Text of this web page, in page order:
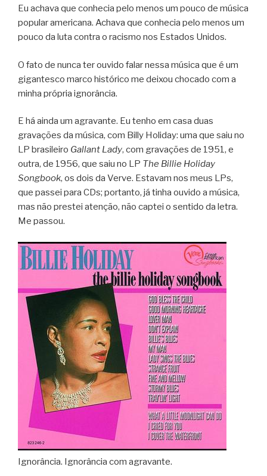
Eu achava que conhecia pelo menos um pouco de música
popular americana. Achava que conhecia pelo menos um
pouco da luta contra o racismo nos Estados Unidos.
O fato de nunca ter ouvido falar nessa música que é um
gigantesco marco histórico me deixou chocado com a
minha própria ignorância.
E há ainda um agravante. Eu tenho em casa duas
gravações da música, com Billy Holiday: uma que saiu no
LP brasileiro Gallant Lady, com gravações de 1951, e
outra, de 1956, que saiu no LP The Billie Holiday
Songbook, os dois da Verve. Estavam nos meus LPs,
que passei para CDs; portanto, já tinha ouvido a música,
mas não prestei atenção, não captei o sentido da letra.
Me passou.
Ignorância. Ignorância com agravante.